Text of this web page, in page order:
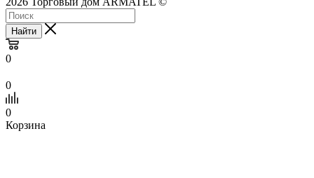
Найти
0
0
0
Корзина